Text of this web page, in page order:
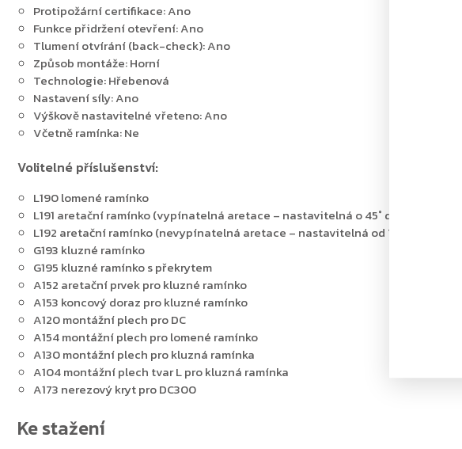
Protipožární certifikace: Ano
Funkce přidržení otevření: Ano
Tlumení otvírání (back-check): Ano
Způsob montáže: Horní
Technologie: Hřebenová
Nastavení síly: Ano
Výškově nastavitelné vřeteno: Ano
Včetně ramínka: Ne
Volitelné příslušenství:
L190 lomené ramínko
L191 aretační ramínko (vypínatelná aretace – nastavitelná o 45˚ do150˚)
L192 aretační ramínko (nevypínatelná aretace – nastavitelná od 70°do 140°)
G193 kluzné ramínko
G195 kluzné ramínko s překrytem
A152 aretační prvek pro kluzné ramínko
A153 koncový doraz pro kluzné ramínko
A120 montážní plech pro DC
A154 montážní plech pro lomené ramínko
A130 montážní plech pro kluzná ramínka
A104 montážní plech tvar L pro kluzná ramínka
A173 nerezový kryt pro DC300